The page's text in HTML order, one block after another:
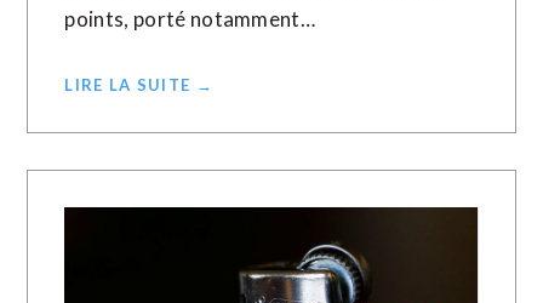
points, porté notamment…
LIRE LA SUITE →